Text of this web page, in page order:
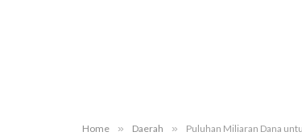
Home » Daerah » Puluhan Miliaran Dana